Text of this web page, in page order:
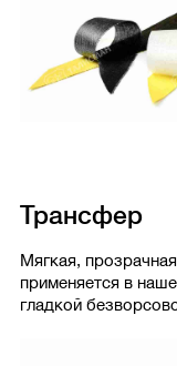
Трансфер
Мягкая,
применяется в
гладкой